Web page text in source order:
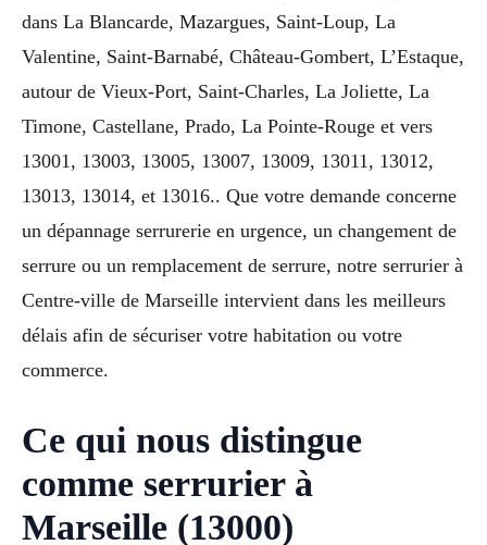
dans La Blancarde, Mazargues, Saint-Loup, La
Valentine, Saint-Barnabé, Château-Gombert, L’Estaque,
autour de Vieux-Port, Saint-Charles, La Joliette, La
Timone, Castellane, Prado, La Pointe-Rouge et vers
13001, 13003, 13005, 13007, 13009, 13011, 13012,
13013, 13014, et 13016.. Que votre demande concerne
un dépannage serrurerie en urgence, un changement de
serrure ou un remplacement de serrure, notre serrurier à
Centre-ville de Marseille intervient dans les meilleurs
délais afin de sécuriser votre habitation ou votre
commerce.
Ce qui nous distingue
comme serrurier à
Marseille (13000)